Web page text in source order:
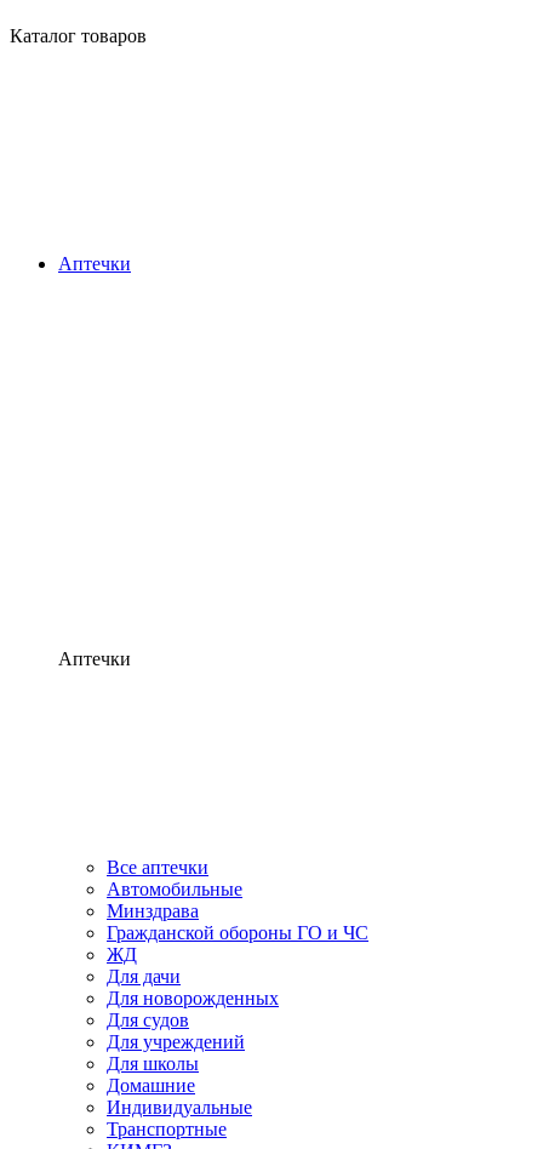
Каталог товаров
Аптечки
Аптечки
Все аптечки
Автомобильные
Минздрава
Гражданской обороны ГО и ЧС
ЖД
Для дачи
Для новорожденных
Для судов
Для учреждений
Для школы
Домашние
Индивидуальные
Транспортные